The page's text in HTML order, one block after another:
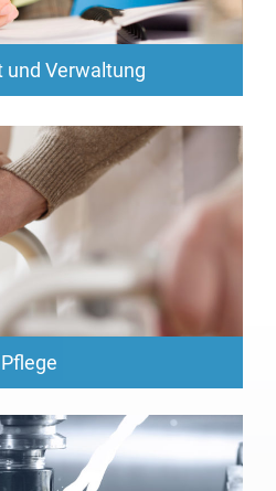
und Verwaltung
Pflege